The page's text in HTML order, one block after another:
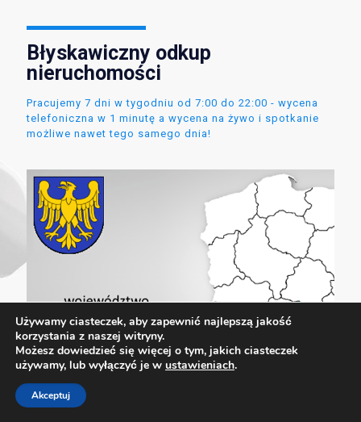
Błyskawiczny odkup
nieruchomości
Pracujemy 7 dni w tygodniu od 7:00 do 22:00 - wycena
telefoniczna w 1 minutę a wycena na żywo i spotkanie
możliwe nawet tego samego dnia!
Używamy ciasteczek, aby zapewnić najlepszą jakość
korzystania z naszej witryny.
Możesz dowiedzieć się więcej o tym, jakich ciasteczek
używamy, lub wyłączyć je w ustawieniach.
Akceptuj